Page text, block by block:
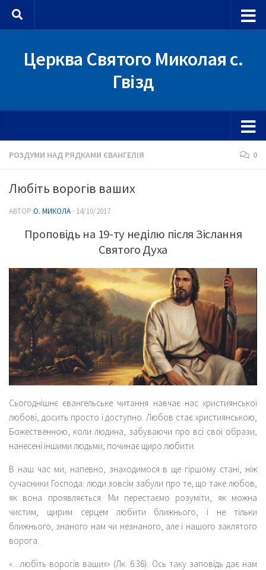
Skip to content
Церква Святого Миколая с.
Гвізд
РОЗДУМИ НАД РЯДКАМИ ЄВАНГЕЛІЯ 0
Любіть ворогів ваших
АВТОР О. МИКОЛА · 14/10/2017
Проповідь на 19-ту неділю після Зіслання
Святого Духа
Сьогоднішнє євангельське читання навчає нас християнської
любові, досить просто і доступно. Любов стає християнською,
Божественною, коли людина, забуваючи про всі свої образи,
нанесені іншими людьми, починає щиро любити.
В наш час ми, напевно, знаходимося в ще гіршому стані, ніж
сучасники Господа: люди зовсім забули про те, що таке любов,
як вона проявляється. Ми перестаємо розуміти, як можна
чистим, щирим серцем любити ближнього, і не тільки
ближнього, знаного нам чи незнаного, але і нашого заклятого
ворога.
«…любіть ворогів ваших» (Лк. 6:36). Ось таку заповідь дає нам